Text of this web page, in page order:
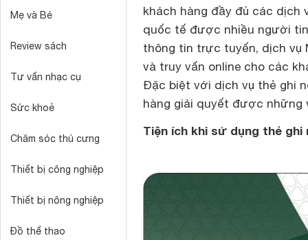
Mẹ và Bé
Review sách
Tư vấn nhạc cụ
Sức khoẻ
Chăm sóc thú cưng
Thiết bị công nghiệp
Thiết bị nông nghiệp
Đồ thể thao
khách hàng đầy đủ các dịch
quốc tế được nhiều người
thông tin trực tuyến, dịch vụ
và truy vấn online cho các
Đặc biệt với dịch vụ thẻ ghi
hàng giải quyết được những
Tiện ích khi sử dụng thẻ